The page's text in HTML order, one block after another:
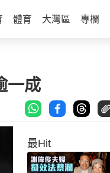
體育 大灣區 專欄
一成
最Hit